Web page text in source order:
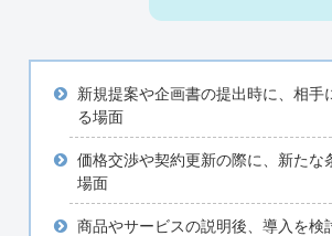
新規提案や企画書の提出時に、相手
る場面
価格交渉や契約更新の際に、新たな
場面
商品やサービスの説明後、導入を検